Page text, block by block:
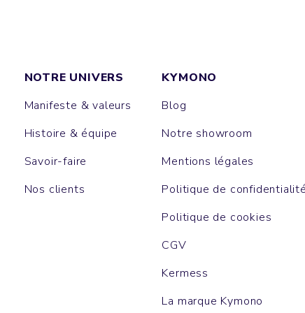
NOTRE UNIVERS
Manifeste & valeurs
Histoire & équipe
Savoir-faire
Nos clients
KYMONO
Blog
Notre showroom
Mentions légales
Politique de confidentialité
Politique de cookies
CGV
Kermess
La marque Kymono